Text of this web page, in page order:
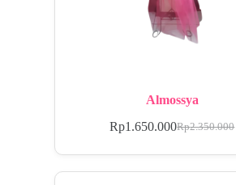
Almossya
Rp2.350.000
Rp1.650.000